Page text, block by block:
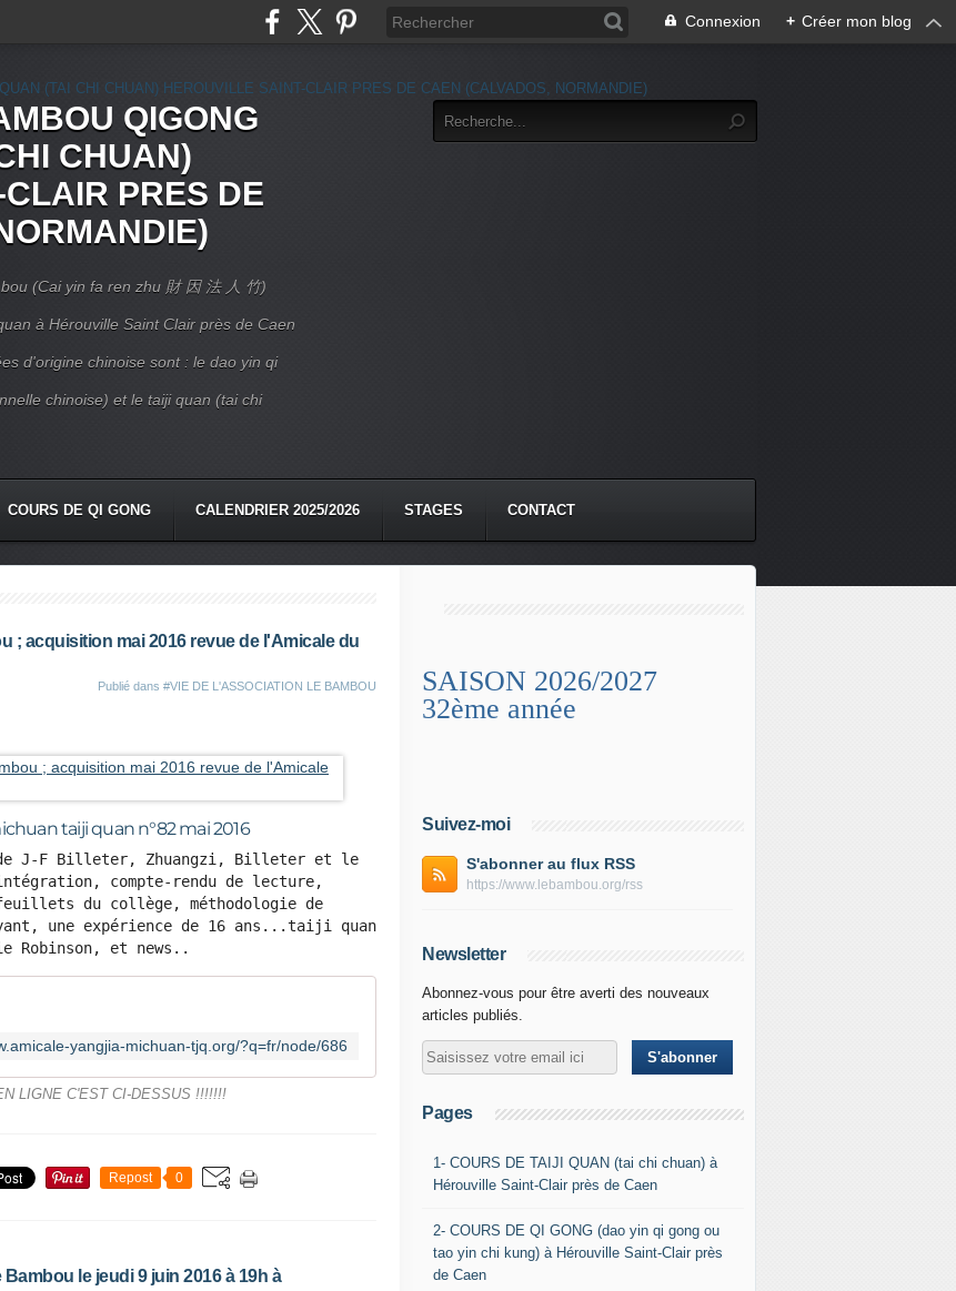
Connexion + Créer mon blog
QIGONG
CHUAN)
PRES DE
(Cai yin fa ren zhu 財 因 法 人 竹)
à Hérouville Saint Clair près de Caen
d'origine chinoise sont : le dao yin qi
chinoise) et le taiji quan (tai chi
COURS DE QI GONG CALENDRIER 2025/2026 STAGES CONTACT
; acquisition mai 2016 revue de l'Amicale du
Publié dans #VIE DE L'ASSOCIATION LE BAMBOU
taiji quan n°82 mai 2016
J-F Billeter, Zhuangzi, Billeter et le
compte-rendu de lecture,
du collège, méthodologie de
une expérience de 16 ans...taiji quan
Robinson, et news..
yangjia-michuan-tjq.org/?q=fr/node/686
LIGNE C'EST CI-DESSUS !!!!!!!
Repost 0
le jeudi 9 juin 2016 à 19h à
SAISON 2026/2027
32ème année
Suivez-moi
S'abonner au flux RSS
https://www.lebambou.org/rss
Newsletter
Abonnez-vous pour être averti des nouveaux
articles publiés.
Pages
1- COURS DE TAIJI QUAN (tai chi chuan) à
Hérouville Saint-Clair près de Caen
2- COURS DE QI GONG (dao yin qi gong ou
tao yin chi kung) à Hérouville Saint-Clair près
de Caen